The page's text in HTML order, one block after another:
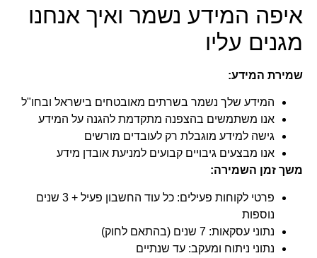
איפה המידע נשמר ואיך אנחנו
מגנים עליו
שמירת המידע:
המידע שלך נשמר בשרתים מאובטחים בישראל ובחו"ל
אנו משתמשים בהצפנה מתקדמת להגנה על המידע
גישה למידע מוגבלת רק לעובדים מורשים
אנו מבצעים גיבויים קבועים למניעת אובדן מידע
משך זמן השמירה:
פרטי לקוחות פעילים: כל עוד החשבון פעיל + 3 שנים
נוספות
נתוני עסקאות: 7 שנים (בהתאם לחוק)
נתוני ניתוח ומעקב: עד שנתיים